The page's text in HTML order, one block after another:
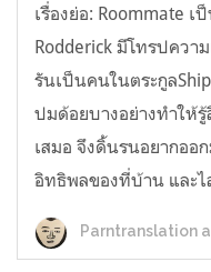
เรื่องย่อ: Roommate เ
Rodderick มีโทรปควา
รันเป็นคนในตระกูล
ปมด้อยบางอย่างทำให้
เสมอ จึงดิ้นรนอยากออ
อิทธิพลของที่บ้าน และ
Parntranslation